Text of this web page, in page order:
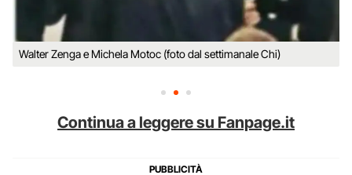
Walter Zenga e Michela Motoc (foto dal settimanale Chi)
Continua a leggere su Fanpage.it